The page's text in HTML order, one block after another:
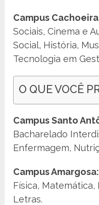
Campus
Sociais, Cinema e
Social, História,
Tecnologia em
O QUE VOCÊ
Campus Santo
Bacharelado
Enfermagem,
Campus Amargosa:
Física, Matemática,
Letras.